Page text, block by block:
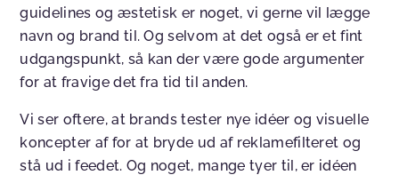
guidelines og æstetisk er noget, vi gerne vil lægge
navn og brand til. Og selvom at det også er et fint
udgangspunkt, så kan der være gode argumenter
for at fravige det fra tid til anden.
Vi ser oftere, at brands tester nye idéer og visuelle
koncepter af for at bryde ud af reklamefilteret og
stå ud i feedet. Og noget, mange tyer til, er idéen